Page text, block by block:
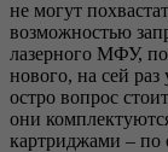
не могут
возможностью
лазерного МФУ,
нового, на сей
остро вопрос
они
картриджами – по